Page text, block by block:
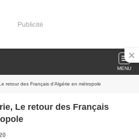
Publicité
MENU
retour des Français d'Algérie en métropole
Le retour des Français